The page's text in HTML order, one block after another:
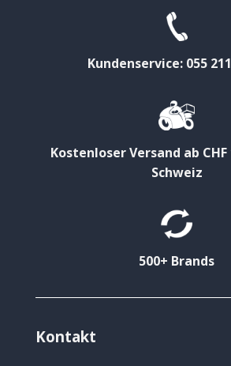
Kundenservice: 055
Kostenloser Versand ab
Schweiz
500+ Brands
Kontakt